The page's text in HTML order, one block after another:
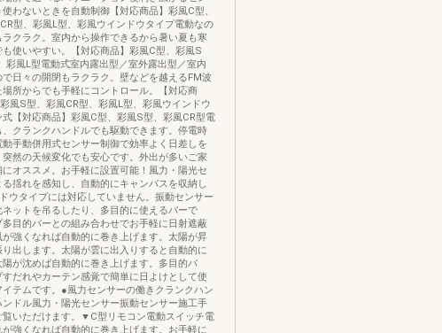
わないときを自動制御【対応商品】彩風C型、
型、彩風L型、彩風ウインドウタイプ電動なの
クラク。室内から操作できるから暑い夏も寒
も使いやすい。【対応商品】彩風C型、彩風S
彩風L型電動式室内露出型／室外露出型／室内
日々の開閉もラクラク。壁などを越えるFM波
場所からでも手軽にコントロール。【対応商
風S型、彩風CR型、彩風L型、彩風ウインドウ
式【対応商品】彩風C型、彩風S型、彩風CR型電
クランクハンドルでも駆動できます。停電時
手動併用式センサー制御で効率よく日差しを
然の天候変化でも安心です。外出が多いご家
オススメ。お手軽に設置可能！風力・陽光セ
揺れを感知し、自動的にキャンバスを収納し
ウタイプには対応していません。振動センサー
ネットを吊るしたり、多目的に使えるバーで
目的バーとの組み合わせでお手軽に日射遮蔽
強くなれば自動的に巻き上げます。太陽が昇
出します。太陽が雲に出入りすると自動的に
が沈めば自動的に巻き上げます。多目的バ
だれやカーテン感覚で簡単に日よけとして使
イテムです。●風力センサーの働きクランクハン
ンドル風力・陽光センサー振動センサー施工手
覧いただけます。▼C型リモコン電動スイッチ電
強くなれば自動的に巻き上げます。お手軽に